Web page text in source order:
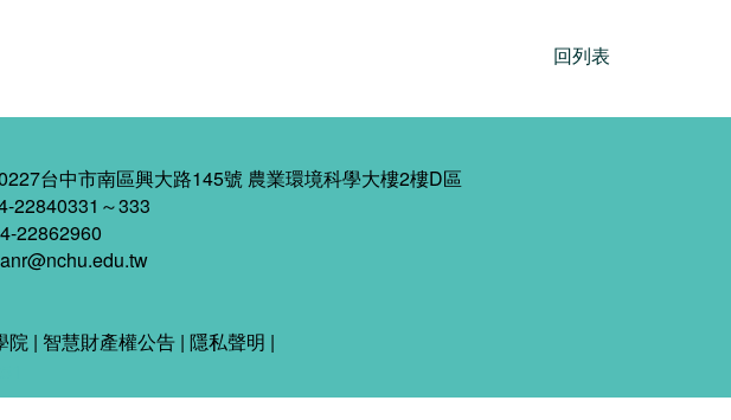
回列表
台中市南區興大路145號 農業環境科學大樓2樓D區
22840331～333
22862960
院 | 智慧財產權公告| 隱私聲明 |